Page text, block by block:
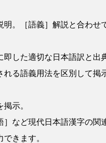
。［語義］解説と合わせ
した適切な日本語訳と出
る語義用法を区別して掲
示。
など現代日本語漢字の関
きます。